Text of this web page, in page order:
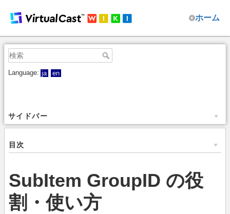
ホーム
Language: ja en
サイドバー
目次
SubItem GroupID の役
割・使い方